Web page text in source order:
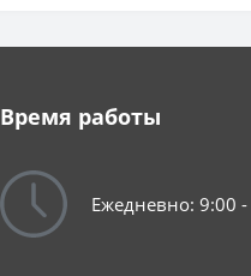
Время работы
Ежедневно: 9:00